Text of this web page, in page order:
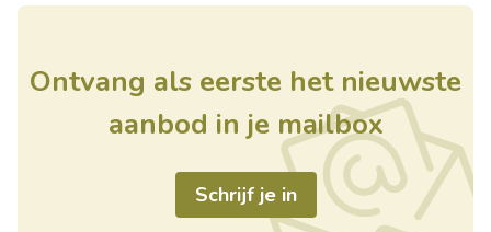
Ontvang als eerste het nieuwste
aanbod in je mailbox
Schrijf je in